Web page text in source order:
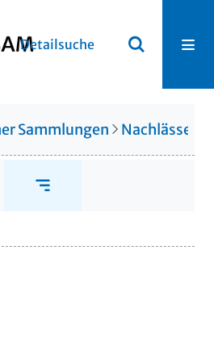
Detailsuche
Sammlungen Nachlässe